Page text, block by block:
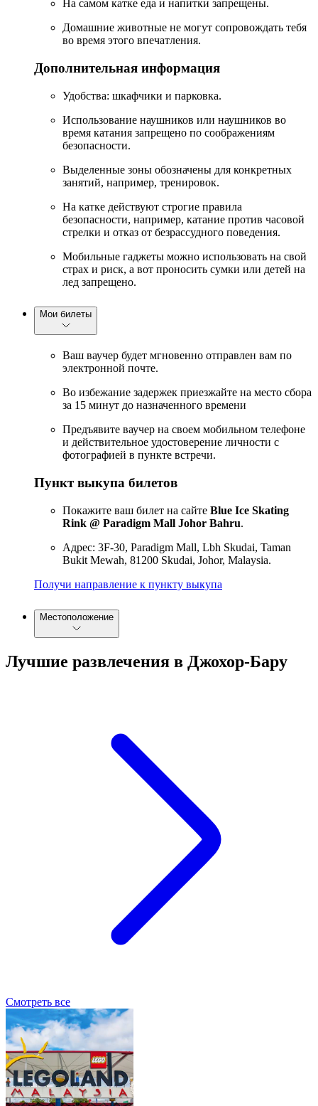
На самом катке еда и напитки запрещены.
Домашние животные не могут сопровождать тебя
во время этого впечатления.
Дополнительная информация
Удобства: шкафчики и парковка.
Использование наушников или наушников во
время катания запрещено по соображениям
безопасности.
Выделенные зоны обозначены для конкретных
занятий, например, тренировок.
На катке действуют строгие правила
безопасности, например, катание против часовой
стрелки и отказ от безрассудного поведения.
Мобильные гаджеты можно использовать на свой
страх и риск, а вот проносить сумки или детей на
лед запрещено.
Мои билеты
Ваш ваучер будет мгновенно отправлен вам по
электронной почте.
Во избежание задержек приезжайте на место сбора
за 15 минут до назначенного времени
Предъявите ваучер на своем мобильном телефоне
и действительное удостоверение личности с
фотографией в пункте встречи.
Пункт выкупа билетов
Покажите ваш билет на сайте Blue Ice Skating
Rink @ Paradigm Mall Johor Bahru.
Адрес: 3F-30, Paradigm Mall, Lbh Skudai, Taman
Bukit Mewah, 81200 Skudai, Johor, Malaysia.
Получи направление к пункту выкупа
Местоположение
Лучшие развлечения в Джохор-Бару
Смотреть все